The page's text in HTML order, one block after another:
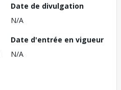
Date de divulgation
N/A
Date d'entrée en vigueur
N/A